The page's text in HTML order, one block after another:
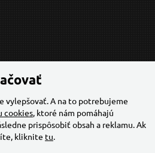
(-) 4x75mm, CrV
vylepšovať. A na to potrebujeme
cookies, ktoré nám pomáhajú
prispôsobiť obsah a reklamu. Ak
kliknite tu.